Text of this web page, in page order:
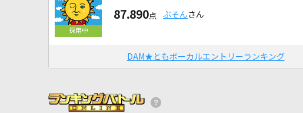
87.890点 ぶそん さん
DAM★ともボーカルエントリーランキング